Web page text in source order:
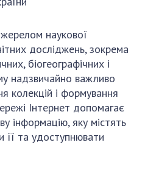
організаціях
та конкурси
наукової
досліджень, зокрема
біогеографічних і
надзвичайно важливо
колекцій і формування
Інтернет допомагає
інформацію, яку містять
її та удоступнювати